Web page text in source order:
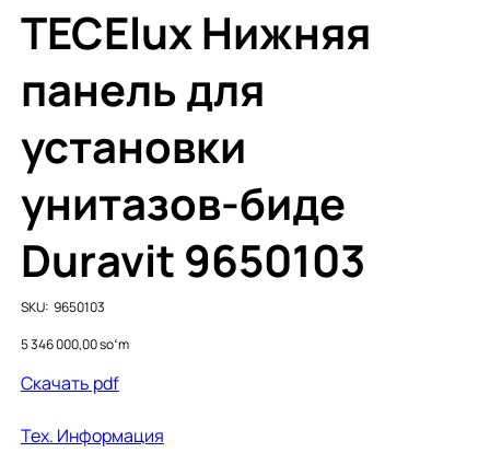
TECElux Нижняя
панель для
установки
унитазов-биде
Duravit 9650103
SKU: SKU
9650103
9650103
Price
5 346 000,00 soʻm
Cкачать pdf
Тех. Информация